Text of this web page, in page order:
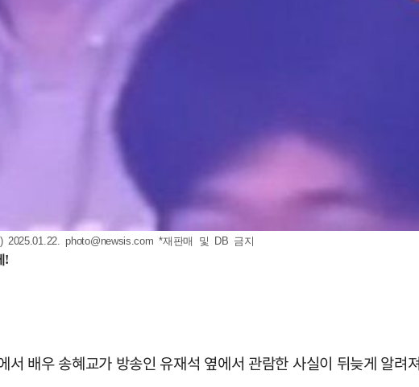
2025.01.22.photo@newsis.com *재판매 및 DB 금지
배우 송혜교가 방송인 유재석 옆에서 관람한 사실이 뒤늦게 알려